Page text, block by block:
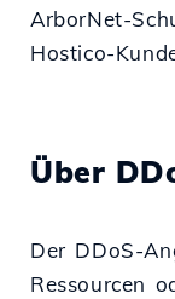
ArborNet-
Hostico-
Über
Der DDoS-
Ressourcen